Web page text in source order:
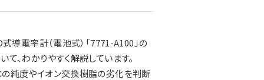
式導電率計（電池式）「7771-A100」の
て、わかりやすく解説しています。
純度やイオン交換樹脂の劣化を判断